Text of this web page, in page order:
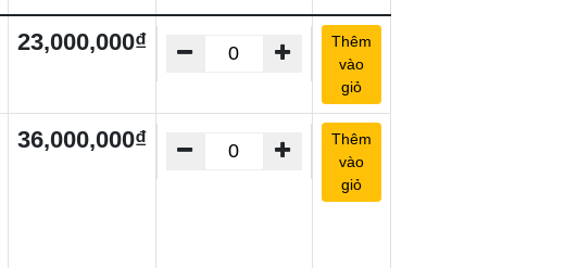
23,000,000₫
Thêm
vào
giỏ
36,000,000₫
Thêm
vào
giỏ